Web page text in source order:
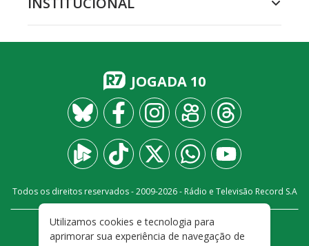
JOGADA 10
Todos os direitos reservados - 2009-2026- Rádio e Televisão Record S.A
FALE CONOSCO
PRIVACIDADE
Utilizamos cookies e tecnologia para
aprimorar sua experiência de navegação de